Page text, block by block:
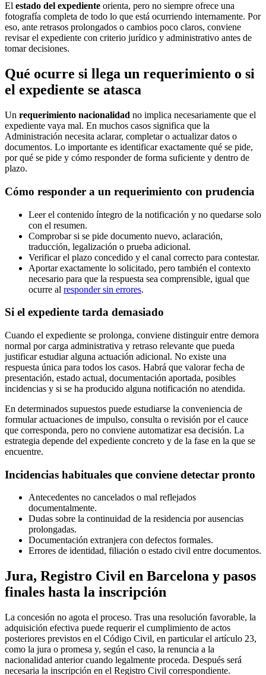
El estado del expediente orienta, pero no siempre ofrece una
fotografía completa de todo lo que está ocurriendo internamente. Por
eso, ante retrasos prolongados o cambios poco claros, conviene
revisar el expediente con criterio jurídico y administrativo antes de
tomar decisiones.
Qué ocurre si llega un requerimiento o si
el expediente se atasca
Un requerimiento nacionalidad no implica necesariamente que el
expediente vaya mal. En muchos casos significa que la
Administración necesita aclarar, completar o actualizar datos o
documentos. Lo importante es identificar exactamente qué se pide,
por qué se pide y cómo responder de forma suficiente y dentro de
plazo.
Cómo responder a un requerimiento con prudencia
Leer el contenido íntegro de la notificación y no quedarse solo
con el resumen.
Comprobar si se pide documento nuevo, aclaración,
traducción, legalización o prueba adicional.
Verificar el plazo concedido y el canal correcto para contestar.
Aportar exactamente lo solicitado, pero también el contexto
necesario para que la respuesta sea comprensible, igual que
ocurre al responder sin errores.
Si el expediente tarda demasiado
Cuando el expediente se prolonga, conviene distinguir entre demora
normal por carga administrativa y retraso relevante que pueda
justificar estudiar alguna actuación adicional. No existe una
respuesta única para todos los casos. Habrá que valorar fecha de
presentación, estado actual, documentación aportada, posibles
incidencias y si se ha producido alguna notificación no atendida.
En determinados supuestos puede estudiarse la conveniencia de
formular actuaciones de impulso, consulta o revisión por el cauce
que corresponda, pero no conviene automatizar esa decisión. La
estrategia depende del expediente concreto y de la fase en la que se
encuentre.
Incidencias habituales que conviene detectar pronto
Antecedentes no cancelados o mal reflejados
documentalmente.
Dudas sobre la continuidad de la residencia por ausencias
prolongadas.
Documentación extranjera con defectos formales.
Errores de identidad, filiación o estado civil entre documentos.
Jura, Registro Civil en Barcelona y pasos
finales hasta la inscripción
La concesión no agota el proceso. Tras una resolución favorable, la
adquisición efectiva puede requerir el cumplimiento de actos
posteriores previstos en el Código Civil, en particular el artículo 23,
como la jura o promesa y, según el caso, la renuncia a la
nacionalidad anterior cuando legalmente proceda. Después será
necesaria la inscripción en el Registro Civil correspondiente.